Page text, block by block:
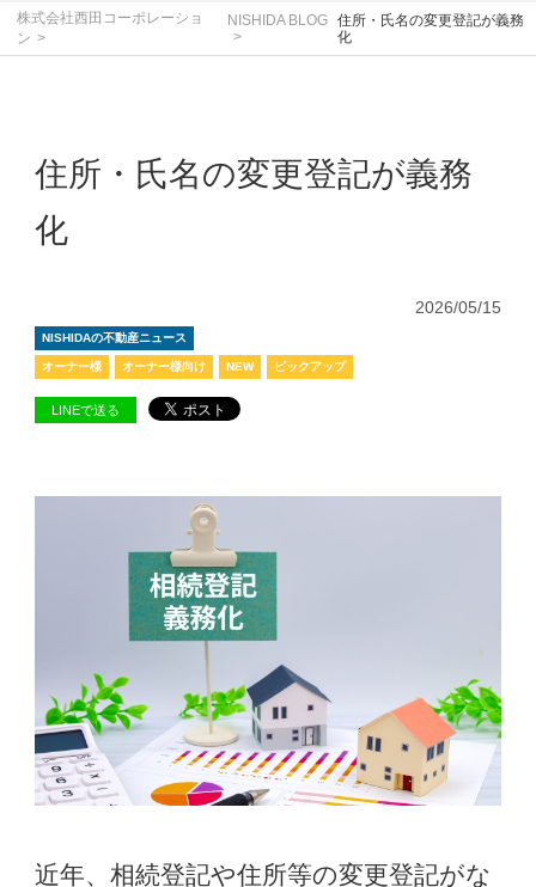
株式会社西田コーポレーショ
ン
NISHIDA BLOG
住所・氏名の変更登記が義務
化
住所・氏名の変更登記が義務
化
2026/05/15
NISHIDAの不動産ニュース
オーナー様 オーナー様向け NEW ピックアップ
LINEで送る
近年、相続登記や住所等の変更登記がな